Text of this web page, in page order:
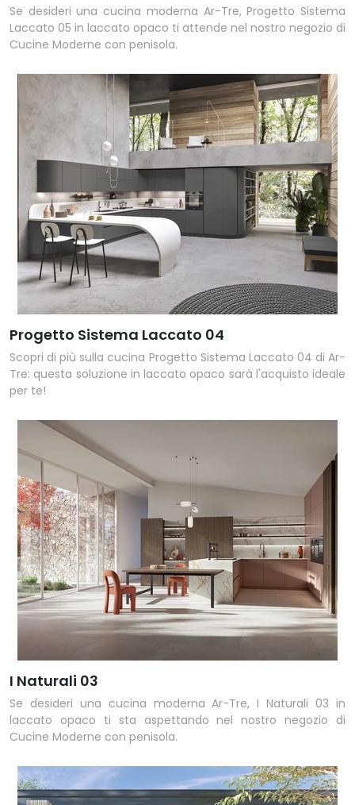
Se desideri una cucina moderna Ar-Tre, Progetto Sistema
Laccato 05 in laccato opaco ti attende nel nostro negozio di
Cucine Moderne con penisola.
Progetto Sistema Laccato 04
Scopri di più sulla cucina Progetto Sistema Laccato 04 di Ar-
Tre: questa soluzione in laccato opaco sarà l'acquisto ideale
per te!
I Naturali 03
Se desideri una cucina moderna Ar-Tre, I Naturali 03 in
laccato opaco ti sta aspettando nel nostro negozio di
Cucine Moderne con penisola.